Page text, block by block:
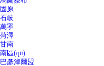
固原
石岐
萬寧
菏澤
甘南
南區(qū)
巴彥淖爾盟